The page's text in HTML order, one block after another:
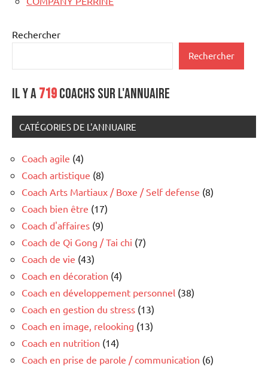
Rechercher
Rechercher
Il y a719coachs sur l'annuaire
CATÉGORIES DE L'ANNUAIRE
Coach agile (4)
Coach artistique (8)
Coach Arts Martiaux / Boxe / Self defense (8)
Coach bien être (17)
Coach d'affaires (9)
Coach de Qi Gong / Tai chi (7)
Coach de vie (43)
Coach en décoration (4)
Coach en développement personnel (38)
Coach en gestion du stress (13)
Coach en image, relooking (13)
Coach en nutrition (14)
Coach en prise de parole / communication (6)